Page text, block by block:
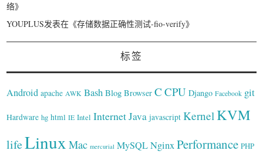
络》
YOUPLUS发表在《存储数据正确性测试-fio-verify》
标签
Android apache AWK Bash Blog Browser C CPU Django Facebook git
Hardware hg html IE Intel InternetJava javascript Kernel KVM
lifeLinux Mac mercurial MySQLNginxPerformance PHP